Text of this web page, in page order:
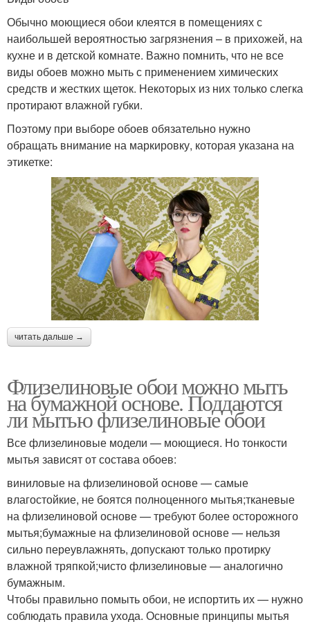
Обычно моющиеся обои клеятся в помещениях с
наибольшей вероятностью загрязнения – в прихожей, на
кухне и в детской комнате. Важно помнить, что не все
виды обоев можно мыть с применением химических
средств и жестких щеток. Некоторых из них только слегка
протирают влажной губки.
Поэтому при выборе обоев обязательно нужно
обращать внимание на маркировку, которая указана на
этикетке:
читать дальше →
Флизелиновые обои можно мыть
на бумажной основе. Поддаются
ли мытью флизелиновые обои
Все флизелиновые модели — моющиеся. Но тонкости
мытья зависят от состава обоев:
виниловые на флизелиновой основе — самые
влагостойкие, не боятся полноценного мытья;тканевые
на флизелиновой основе — требуют более осторожного
мытья;бумажные на флизелиновой основе — нельзя
сильно переувлажнять, допускают только протирку
влажной тряпкой;чисто флизелиновые — аналогично
бумажным.
Чтобы правильно помыть обои, не испортить их — нужно
соблюдать правила ухода. Основные принципы мытья